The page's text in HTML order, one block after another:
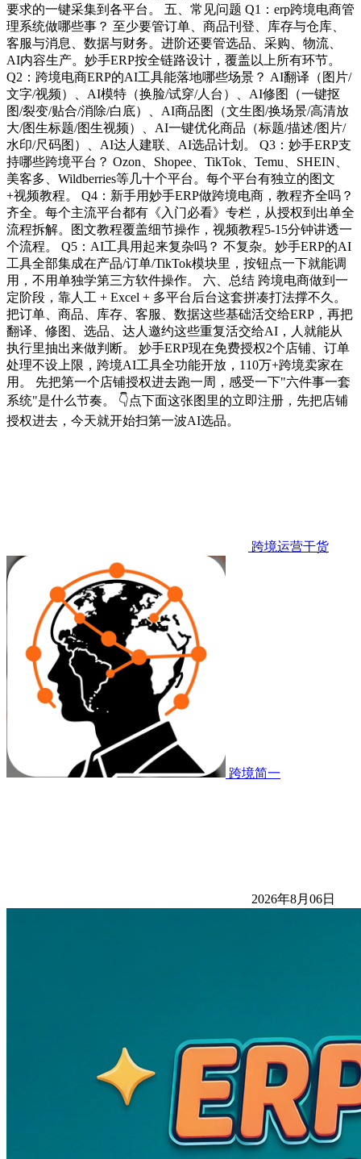
要求的一键采集到各平台。 五、常见问题 Q1：erp跨境电商管
理系统做哪些事？ 至少要管订单、商品刊登、库存与仓库、
客服与消息、数据与财务。进阶还要管选品、采购、物流、
AI内容生产。妙手ERP按全链路设计，覆盖以上所有环节。
Q2：跨境电商ERP的AI工具能落地哪些场景？ AI翻译（图片/
文字/视频）、AI模特（换脸/试穿/人台）、AI修图（一键抠
图/裂变/贴合/消除/白底）、AI商品图（文生图/换场景/高清放
大/图生标题/图生视频）、AI一键优化商品（标题/描述/图片/
水印/尺码图）、AI达人建联、AI选品计划。 Q3：妙手ERP支
持哪些跨境平台？ Ozon、Shopee、TikTok、Temu、SHEIN、
美客多、Wildberries等几十个平台。每个平台有独立的图文
+视频教程。 Q4：新手用妙手ERP做跨境电商，教程齐全吗？
齐全。每个主流平台都有《入门必看》专栏，从授权到出单全
流程拆解。图文教程覆盖细节操作，视频教程5-15分钟讲透一
个流程。 Q5：AI工具用起来复杂吗？ 不复杂。妙手ERP的AI
工具全部集成在产品/订单/TikTok模块里，按钮点一下就能调
用，不用单独学第三方软件操作。 六、总结 跨境电商做到一
定阶段，靠人工 + Excel + 多平台后台这套拼凑打法撑不久。
把订单、商品、库存、客服、数据这些基础活交给ERP，再把
翻译、修图、选品、达人邀约这些重复活交给AI，人就能从
执行里抽出来做判断。 妙手ERP现在免费授权2个店铺、订单
处理不设上限，跨境AI工具全功能开放，110万+跨境卖家在
用。 先把第一个店铺授权进去跑一周，感受一下"六件事一套
系统"是什么节奏。 👇点下面这张图里的立即注册，先把店铺
授权进去，今天就开始扫第一波AI选品。
跨境运营干货
跨境简一
2026年8月06日